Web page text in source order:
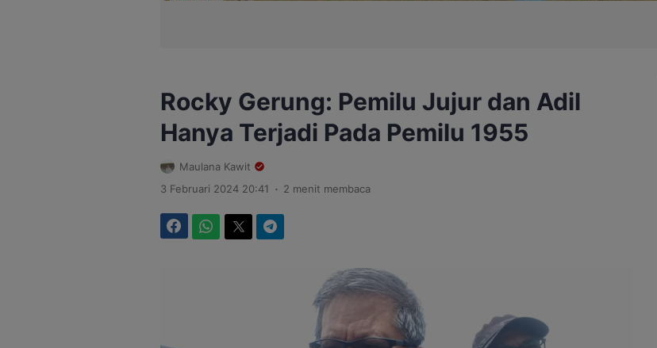
Rocky Gerung: Pemilu Jujur dan Adil
Hanya Terjadi Pada Pemilu 1955
Maulana Kawit
3 Februari 2024 20:41
. 2 menit membaca